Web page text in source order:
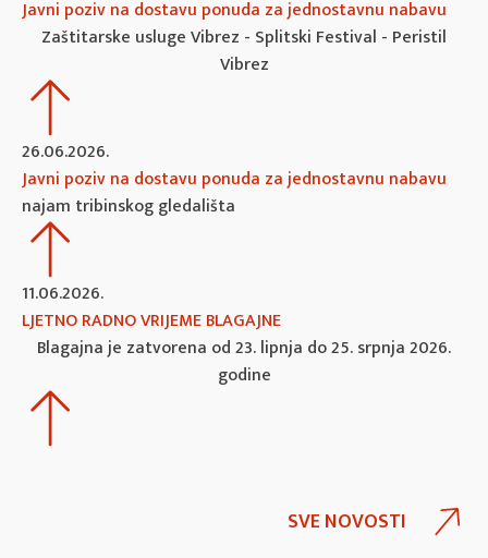
Javni poziv na dostavu ponuda za jednostavnu nabavu
Zaštitarske usluge Vibrez - Splitski Festival - Peristil
Vibrez
26.06.2026.
Javni poziv na dostavu ponuda za jednostavnu nabavu
najam tribinskog gledališta
11.06.2026.
LJETNO RADNO VRIJEME BLAGAJNE
Blagajna je zatvorena od 23. lipnja do 25. srpnja 2026.
godine
SVE NOVOSTI